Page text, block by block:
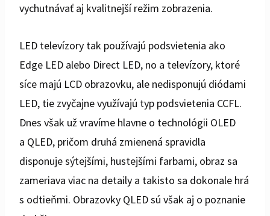
vychutnávať aj kvalitnejší režim zobrazenia.
LED televízory tak používajú podsvietenia ako
Edge LED alebo Direct LED, no a televízory, ktoré
síce majú LCD obrazovku, ale nedisponujú diódami
LED, tie zvyčajne využívajú typ podsvietenia CCFL.
Dnes však už vravíme hlavne o technológii OLED
a QLED, pričom druhá zmienená spravidla
disponuje sýtejšími, hustejšími farbami, obraz sa
zameriava viac na detaily a takisto sa dokonale hrá
s odtieňmi. Obrazovky QLED sú však aj o poznanie